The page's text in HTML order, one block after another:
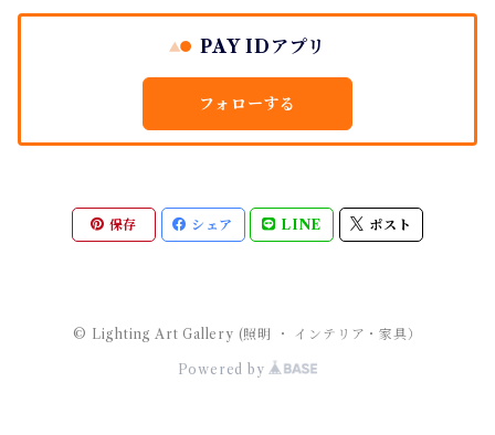
PAY IDアプリ
フォローする
保存 シェア LINE ポスト
© Lighting Art Gallery (照明 ・ インテリア・家具）
Powered by